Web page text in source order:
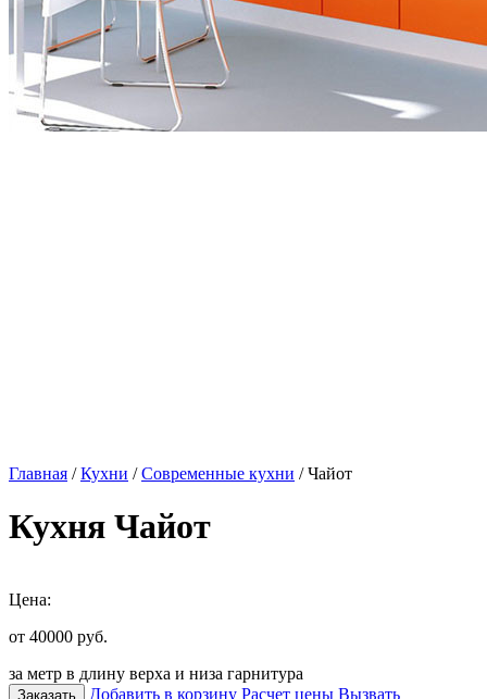
Главная /Кухни /Современные кухни / Чайот
Кухня Чайот
Цена:
от 40000 руб.
за метр в длину верха и низа гарнитура
Заказать Добавить в корзину Расчет цены Вызвать